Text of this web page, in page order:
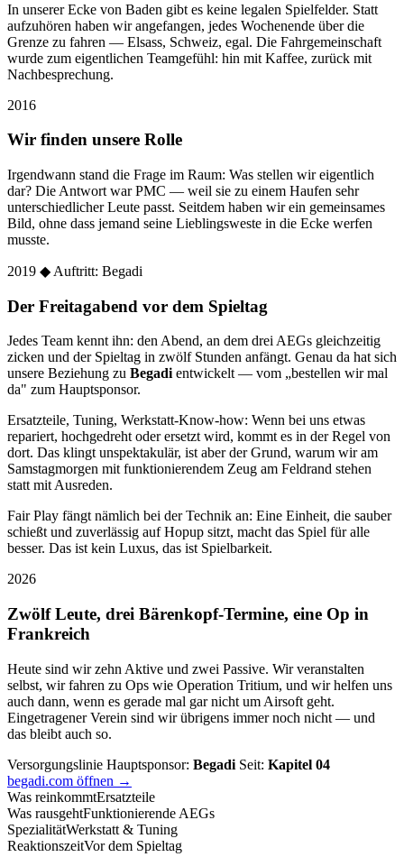
In unserer Ecke von Baden gibt es keine legalen Spielfelder. Statt
aufzuhören haben wir angefangen, jedes Wochenende über die
Grenze zu fahren — Elsass, Schweiz, egal. Die Fahrgemeinschaft
wurde zum eigentlichen Teamgefühl: hin mit Kaffee, zurück mit
Nachbesprechung.
2016
Wir finden unsere Rolle
Irgendwann stand die Frage im Raum: Was stellen wir eigentlich
dar? Die Antwort war PMC — weil sie zu einem Haufen sehr
unterschiedlicher Leute passt. Seitdem haben wir ein gemeinsames
Bild, ohne dass jemand seine Lieblingsweste in die Ecke werfen
musste.
2019 ◆ Auftritt: Begadi
Der Freitagabend vor dem Spieltag
Jedes Team kennt ihn: den Abend, an dem drei AEGs gleichzeitig
zicken und der Spieltag in zwölf Stunden anfängt. Genau da hat sich
unsere Beziehung zu Begadientwickelt — vom „bestellen wir mal
da" zum Hauptsponsor.
Ersatzteile, Tuning, Werkstatt-Know-how: Wenn bei uns etwas
repariert, hochgedreht oder ersetzt wird, kommt es in der Regel von
dort. Das klingt unspektakulär, ist aber der Grund, warum wir am
Samstagmorgen mit funktionierendem Zeug am Feldrand stehen
statt mit Ausreden.
Fair Play fängt nämlich bei der Technik an: Eine Einheit, die sauber
schießt und zuverlässig auf Hopup sitzt, macht das Spiel für alle
besser. Das ist kein Luxus, das ist Spielbarkeit.
2026
Zwölf Leute, drei Bärenkopf-Termine, eine Op in
Frankreich
Heute sind wir zehn Aktive und zwei Passive. Wir veranstalten
selbst, wir fahren zu Ops wie Operation Tritium, und wir helfen uns
auch dann, wenn es gerade mal gar nicht um Airsoft geht.
Eingetragener Verein sind wir übrigens immer noch nicht — und
das bleibt auch so.
Versorgungslinie Hauptsponsor: Begadi Seit: Kapitel 04
begadi.com öffnen →
Was reinkommtErsatzteile
Was rausgehtFunktionierende AEGs
SpezialitätWerkstatt & Tuning
ReaktionszeitVor dem Spieltag